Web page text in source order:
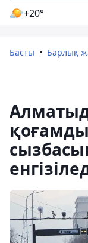
+20°
Басты Барлық